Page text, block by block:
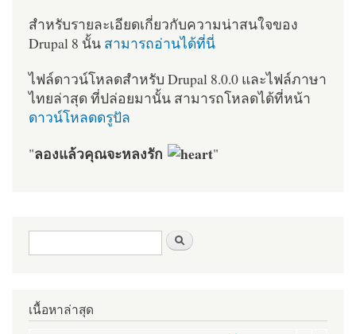
สำหรับรายละเอียดเกี่ยวกับความน่าสนใจของ
Drupal 8 นั้น สามารถอ่านได้ที่นี่
ไฟล์ดาวน์โหลดสำหรับ Drupal 8.0.0 และไฟล์ภาษา
ไทยล่าสุด ที่ปล่อยมานั้น สามารถโหลดได้ที่หน้า
ดาวน์โหลดดรูปัล
"ลองแล้วคุณจะหลงรัก "
ฟอร์มค้นหา
เนื้อหาล่าสุด